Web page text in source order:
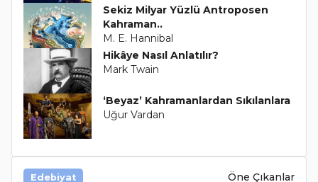
Sekiz Milyar Yüzlü Antroposen
Kahraman..
M. E. Hannibal
Hikâye Nasıl Anlatılır?
Mark Twain
‘Beyaz’ Kahramanlardan Sıkılanlara
Uğur Vardan
Edebiyat Öne Çıkanlar